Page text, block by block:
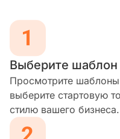
Выберите шаблон
Просмотрите шаблоны
выберите стартовую
стилю вашего бизнеса.